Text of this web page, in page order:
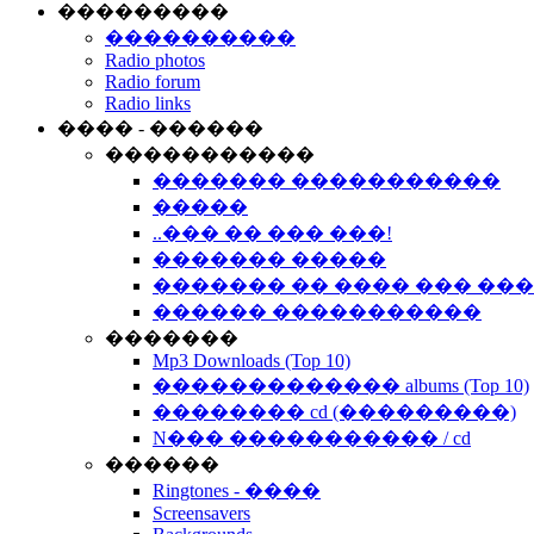
���������
����������
Radio photos
Radio forum
Radio links
���� - ������
�����������
������� �����������
�����
..��� �� ��� ���!
������� �����
������� �� ���� ���
������ �����������
�������
Mp3 Downloads (Top 10)
������������� albums (Top 10)
�������� cd (���������)
N��� ����������� / cd
������
Ringtones - ����
Screensavers